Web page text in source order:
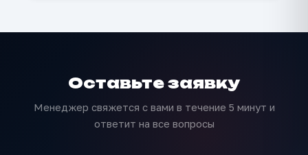
Оставьте заявку
Менеджер свяжется с вами в течение 5 минут и
ответит на все вопросы